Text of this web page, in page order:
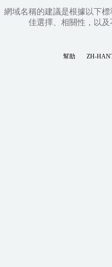
網域名稱的建議是根據以下
佳選擇、相關性，以及
幫助 ZH-